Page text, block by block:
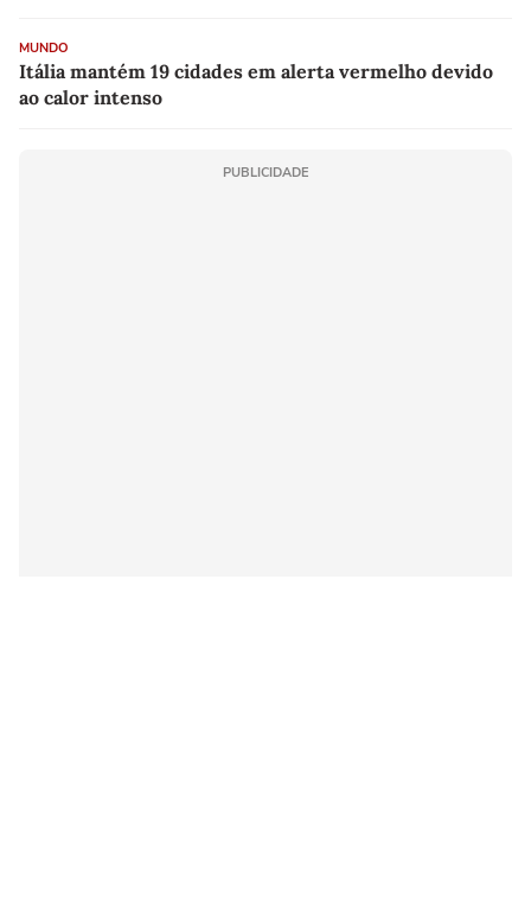
MUNDO
Itália mantém 19 cidades em alerta vermelho devido
ao calor intenso
PUBLICIDADE